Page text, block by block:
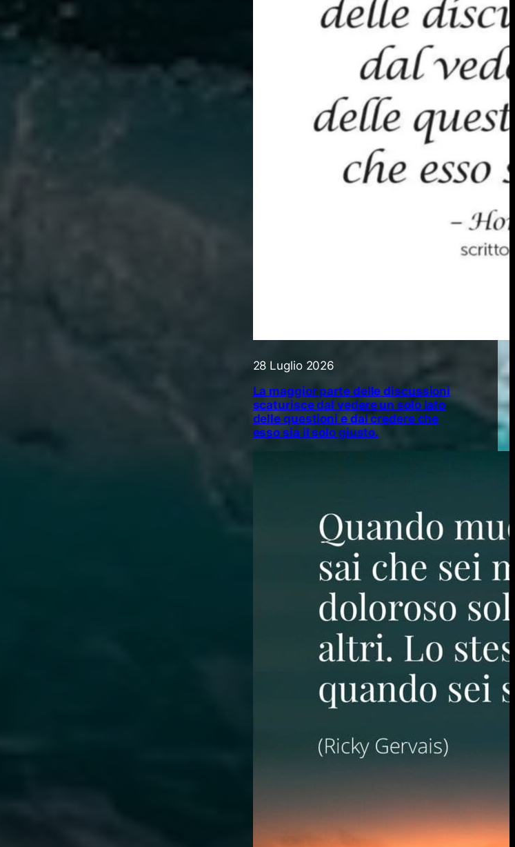
28 Luglio 2026
La maggior parte delle discussioni
scaturisce dal vedere un solo lato
delle questioni e dal credere che
esso sia il solo giusto.